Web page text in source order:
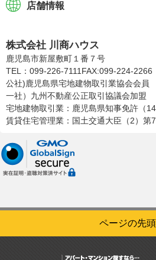
店舗情報
株式会社 川商ハウス
鹿児島市新屋敷町１番７号
TEL：099-226-7111 FAX:099-224-2266
公社)鹿児島県宅地建物取引業協会会員
一社）九州不動産公正取引協議会加盟
宅地建物取引業：鹿児島県知事免許（
賃貸住宅管理業：国土交通大臣（2）第
ページの先